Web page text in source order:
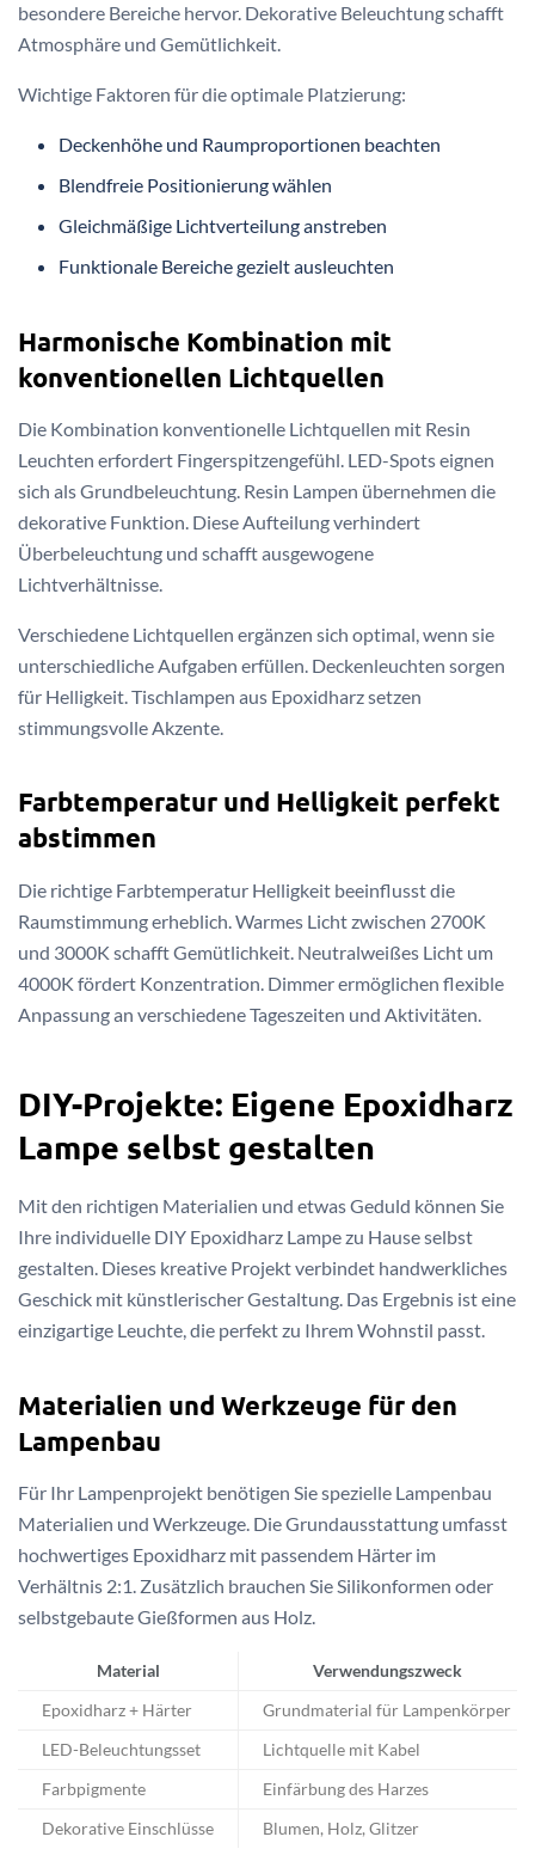
besondere Bereiche hervor. Dekorative Beleuchtung schafft
Atmosphäre und Gemütlichkeit.
Wichtige Faktoren für die optimale Platzierung:
Deckenhöhe und Raumproportionen beachten
Blendfreie Positionierung wählen
Gleichmäßige Lichtverteilung anstreben
Funktionale Bereiche gezielt ausleuchten
Harmonische Kombination mit
konventionellen Lichtquellen
Die Kombination konventionelle Lichtquellen mit Resin
Leuchten erfordert Fingerspitzengefühl. LED-Spots eignen
sich als Grundbeleuchtung. Resin Lampen übernehmen die
dekorative Funktion. Diese Aufteilung verhindert
Überbeleuchtung und schafft ausgewogene
Lichtverhältnisse.
Verschiedene Lichtquellen ergänzen sich optimal, wenn sie
unterschiedliche Aufgaben erfüllen. Deckenleuchten sorgen
für Helligkeit. Tischlampen aus Epoxidharz setzen
stimmungsvolle Akzente.
Farbtemperatur und Helligkeit perfekt
abstimmen
Die richtige Farbtemperatur Helligkeit beeinflusst die
Raumstimmung erheblich. Warmes Licht zwischen 2700K
und 3000K schafft Gemütlichkeit. Neutralweißes Licht um
4000K fördert Konzentration. Dimmer ermöglichen flexible
Anpassung an verschiedene Tageszeiten und Aktivitäten.
DIY-Projekte: Eigene Epoxidharz
Lampe selbst gestalten
Mit den richtigen Materialien und etwas Geduld können Sie
Ihre individuelle DIY Epoxidharz Lampe zu Hause selbst
gestalten. Dieses kreative Projekt verbindet handwerkliches
Geschick mit künstlerischer Gestaltung. Das Ergebnis ist eine
einzigartige Leuchte, die perfekt zu Ihrem Wohnstil passt.
Materialien und Werkzeuge für den
Lampenbau
Für Ihr Lampenprojekt benötigen Sie spezielle Lampenbau
Materialien und Werkzeuge. Die Grundausstattung umfasst
hochwertiges Epoxidharz mit passendem Härter im
Verhältnis 2:1. Zusätzlich brauchen Sie Silikonformen oder
selbstgebaute Gießformen aus Holz.
Material Verwendungszweck
Epoxidharz + Härter Grundmaterial für Lampenkörper
LED-Beleuchtungsset Lichtquelle mit Kabel
Farbpigmente Einfärbung des Harzes
Dekorative Einschlüsse Blumen, Holz, Glitzer